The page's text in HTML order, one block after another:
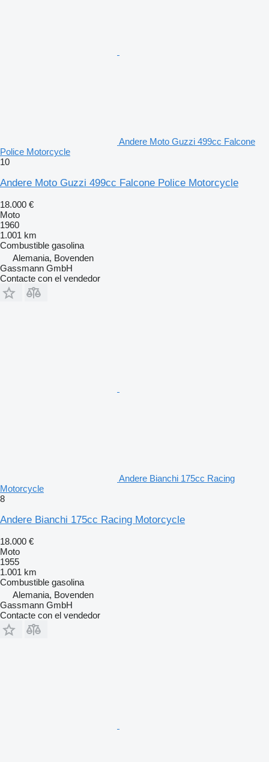
Andere Moto Guzzi 499cc Falcone
Police Motorcycle
10
Andere Moto Guzzi 499cc Falcone Police Motorcycle
18.000 €
Moto
1960
1.001 km
Combustible gasolina
Alemania, Bovenden
Gassmann GmbH
Contacte con el vendedor
Andere Bianchi 175cc Racing
Motorcycle
8
Andere Bianchi 175cc Racing Motorcycle
18.000 €
Moto
1955
1.001 km
Combustible gasolina
Alemania, Bovenden
Gassmann GmbH
Contacte con el vendedor